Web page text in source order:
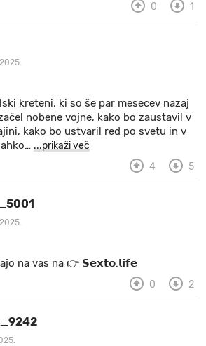
0 1
kreteni, ki so še par mesecev nazaj
nobene vojne, kako bo zaustavil v
kako bo ustvaril red po svetu in v
… ...prikaži več
4 5
jo na va s n a 👉 𝗦𝗲𝘅𝘁𝗼.𝗹𝗶𝗳𝗲
0 2